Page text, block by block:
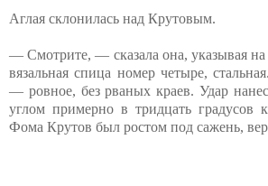
Аглая склонилась над Крутовым.
— Смотрите, — сказала она, указывая
вязальная спица номер четыре,
— ровное, без рваных краев. Удар
углом примерно в тридцать градусов
Фома Крутов был ростом под сажень,